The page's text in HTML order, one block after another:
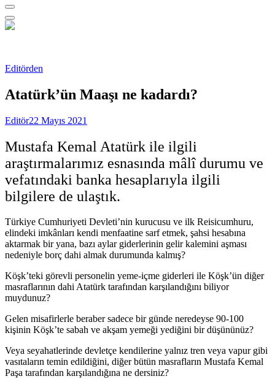
Editörden
Atatürk’ün Maaşı ne kadardı?
Editör22 Mayıs 2021
Mustafa Kemal Atatürk ile ilgili
araştırmalarımız esnasında mâlî durumu ve
vefatındaki banka hesaplarıyla ilgili
bilgilere de ulaştık.
Türkiye Cumhuriyeti Devleti’nin kurucusu ve ilk Reisicumhuru,
elindeki imkânları kendi menfaatine sarf etmek, şahsi hesabına
aktarmak bir yana, bazı aylar giderlerinin gelir kalemini aşması
nedeniyle borç dahi almak durumunda kalmış?
Köşk’teki görevli personelin yeme-içme giderleri ile Köşk’ün diğer
masraflarının dahi Atatürk tarafından karşılandığını biliyor
muydunuz?
Gelen misafirlerle beraber sadece bir günde neredeyse 90-100
kişinin Köşk’te sabah ve akşam yemeği yediğini bir düşününüz?
Veya seyahatlerinde devletçe kendilerine yalnız tren veya vapur gibi
vasıtaların temin edildiğini, diğer bütün masrafların Mustafa Kemal
Paşa tarafından karşılandığına ne dersiniz?